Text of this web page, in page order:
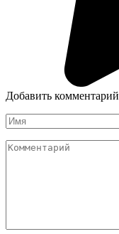
Добавить комментарий
Имя
Комментарий